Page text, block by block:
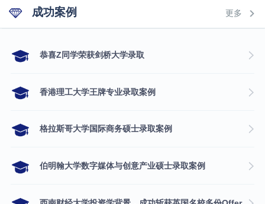
成功案例 更多
​恭喜Z同学荣获剑桥大学录取
香港理工大学王牌专业录取案例
格拉斯哥大学国际商务硕士录取案例
伯明翰大学数字媒体与创意产业硕士录取案例